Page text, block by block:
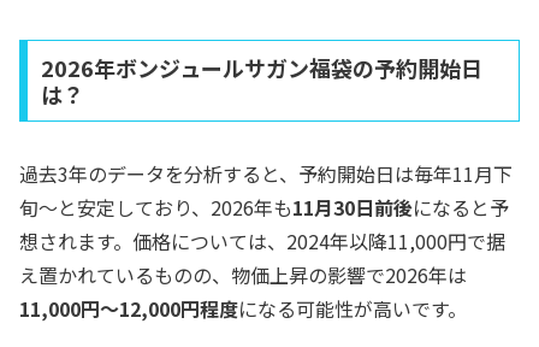
2026年ボンジュールサガン福袋の予約開始日
は？
過去3年のデータを分析すると、予約開始日は毎年11月下
旬〜と安定しており、2026年も11月30日前後になると予
想されます。価格については、2024年以降11,000円で据
え置かれているものの、物価上昇の影響で2026年は
11,000円〜12,000円程度になる可能性が高いです。